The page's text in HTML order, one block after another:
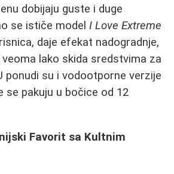
dobijaju guste i duge
se ističe model I Love Extreme
daje efekat nadogradnje,
lako skida sredstvima za
ponudi su i vodootporne verzije
se pakuju u bočice od 12
Favorit sa Kultnim